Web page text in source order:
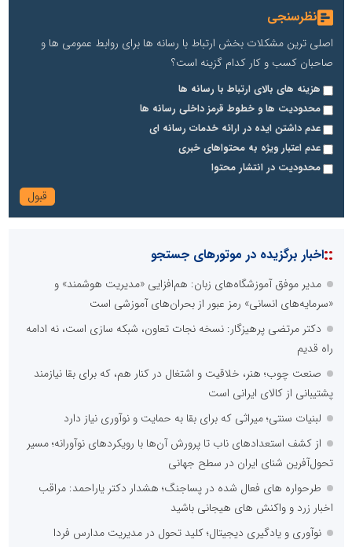
نظرسنجی
اصلی ترین مشکلات بخش ارتباط با رسانه ها برای روابط عمومی ها و
صاحبان کسب و کار کدام گزینه است؟
هزینه های بالای ارتباط با رسانه ها
محدودیت ها و خطوط قرمز داخلی رسانه ها
عدم داشتن ایده در ارائه خدمات رسانه ای
عدم اعتبار ویژه به محتواهای خبری
محدودیت در انتشار محتوا
::اخبار برگزیده در موتورهای جستجو
مدیر موفق آموزشگاه‌های زبان: هم‌افزایی «مدیریت هوشمند» و
«سرمایه‌های انسانی» رمز عبور از بحران‌های آموزشی است
دکتر مرتضی پرهیزگار: نسخه نجات تعاون، شبکه سازی است، نه ادامه
راه قدیم
صنعت چوب؛ هنر، خلاقیت و اشتغال در کنار هم، که برای بقا نیازمند
پشتیبانی از کالای ایرانی است
لبنیات سنتی؛ میراثی که برای بقا به حمایت و نوآوری نیاز دارد
از کشف استعدادهای ناب تا پرورش آن‌ها با رویکردهای نوآورانه؛ مسیر
تحول‌آفرین شنای ایران در سطح جهانی
طرحواره های فعال شده در پساجنگ؛ هشدار دکتر یاراحمد: مراقب
اخبار زرد و واکنش های هیجانی باشید
نوآوری و یادگیری دیجیتال؛ کلید تحول در مدیریت مدارس فردا